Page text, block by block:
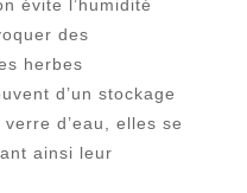
évite l’humidité
des
herbes
d’un stockage
d’eau, elles se
ainsi leur